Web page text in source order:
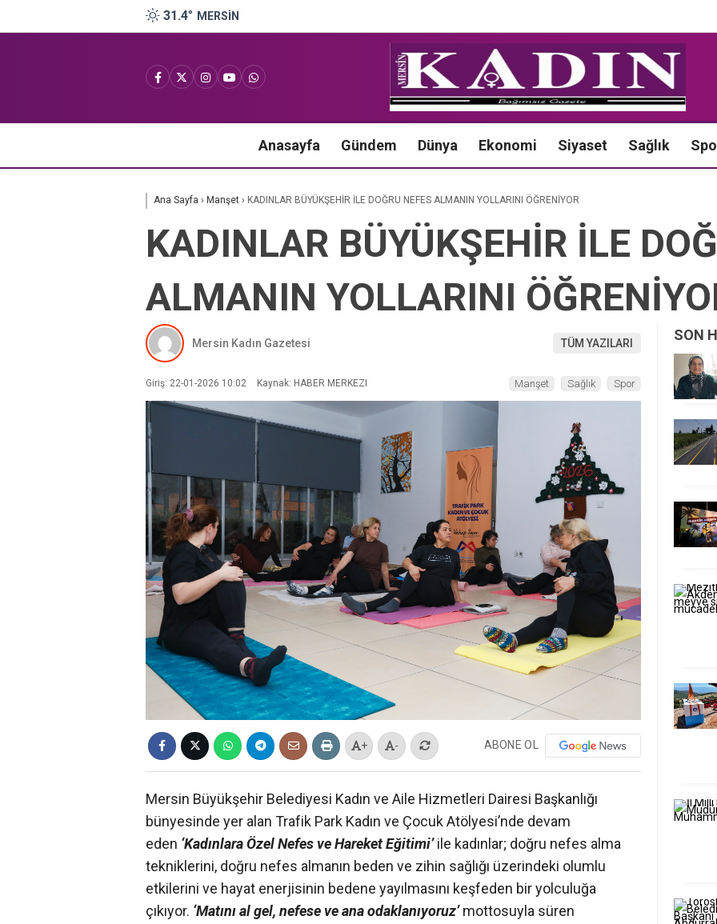
31.4° MERSIN
Anasayfa Gündem Dünya Ekonomi Siyaset Sağlık
Ana Sayfa › Manşet › KADINLAR BÜYÜKŞEHİR İLE DOĞRU NEFES ALMANIN YOLLARINI ÖĞRENİYOR
KADINLAR BÜYÜKŞEHİR İLE
ALMANIN YOLLARINI
Mersin Kadın Gazetesi TÜM YAZILARI
Giriş: 22-01-2026 10:02 Kaynak: HABER MERKEZI Manşet Sağlık Spor
+ - ABONE OL
Mersin Büyükşehir Belediyesi Kadın ve Aile Hizmetleri Dairesi Başkanlığı
bünyesinde yer alan Trafik Park Kadın ve Çocuk Atölyesi’nde devam
eden ‘Kadınlara Özel Nefes ve Hareket Eğitimi’ile kadınlar; doğru nefes alma
tekniklerini, doğru nefes almanın beden ve zihin sağlığı üzerindeki olumlu
etkilerini ve hayat enerjisinin bedene yayılmasını keşfeden bir yolculuğa
çıkıyor. ‘Matını al gel, nefese ve ana odaklanıyoruz’mottosuyla süren
SON